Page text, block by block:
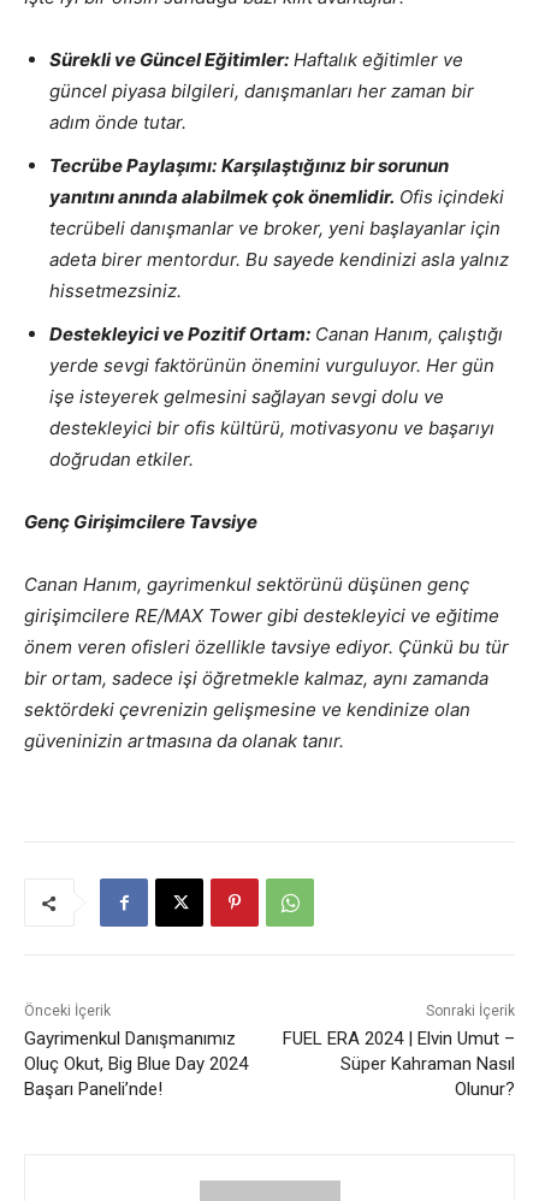
Sürekli ve Güncel Eğitimler: Haftalık eğitimler ve
güncel piyasa bilgileri, danışmanları her zaman bir
adım önde tutar.
Tecrübe Paylaşımı: Karşılaştığınız bir sorunun
yanıtını anında alabilmek çok önemlidir. Ofis içindeki
tecrübeli danışmanlar ve broker, yeni başlayanlar için
adeta birer mentordur. Bu sayede kendinizi asla yalnız
hissetmezsiniz.
Destekleyici ve Pozitif Ortam: Canan Hanım, çalıştığı
yerde sevgi faktörünün önemini vurguluyor. Her gün
işe isteyerek gelmesini sağlayan sevgi dolu ve
destekleyici bir ofis kültürü, motivasyonu ve başarıyı
doğrudan etkiler.
Genç Girişimcilere Tavsiye
Canan Hanım, gayrimenkul sektörünü düşünen genç
girişimcilere RE/MAX Tower gibi destekleyici ve eğitime
önem veren ofisleri özellikle tavsiye ediyor. Çünkü bu tür
bir ortam, sadece işi öğretmekle kalmaz, aynı zamanda
sektördeki çevrenizin gelişmesine ve kendinize olan
güveninizin artmasına da olanak tanır.
Önceki İçerik
Gayrimenkul Danışmanımız
Oluç Okut, Big Blue Day 2024
Başarı Paneli’nde!
Sonraki İçerik
FUEL ERA 2024 | Elvin Umut –
Süper Kahraman Nasıl
Olunur?